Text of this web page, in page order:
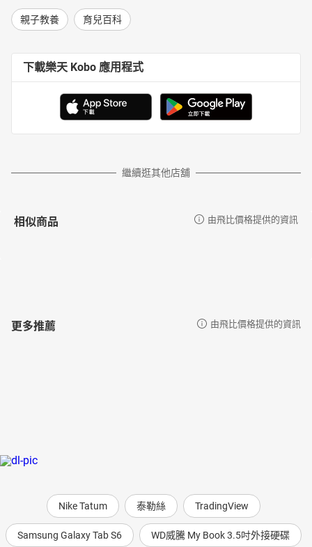
三大學習關鍵期：
前準備幼小轉銜。
低年級→建立自信心，降低生活中的挫折感，刺激孩子的學
中年級→深化孩子學習的全能力發展，懂得觸類旁通。
親子教養 育兒百科
下載樂天 Kobo 應用程式
繼續逛其他店舖
相似商品 由飛比價格提供的資訊
更多推薦 由飛比價格提供的資訊
Nike Tatum 泰勒絲 TradingView
Samsung Galaxy Tab S6 WD威騰 My Book 3.5吋外接硬碟